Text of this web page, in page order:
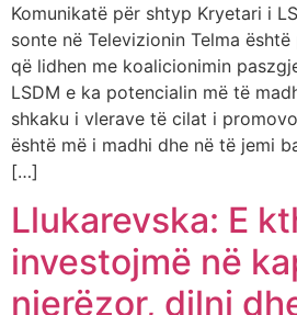
Komunikatë për shtyp Kryetari i
sonte në Televizionin Telma
që lidhen me koalicionimin
LSDM e ka potencialin më të
shkaku i vlerave të cilat i
është më i madhi dhe në të jemi
[…]
Llukarevska: E
investojmë në
njerëzor, dilni